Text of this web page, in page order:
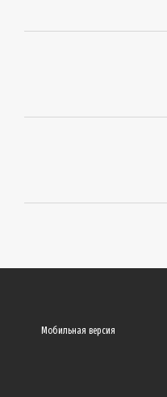
Мобильная версия